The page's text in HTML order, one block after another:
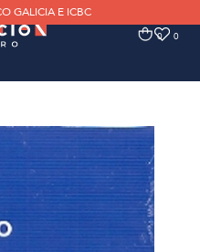
GALICIA E ICBC
0 0